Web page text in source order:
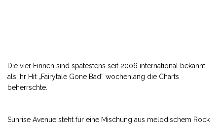
Die vier Finnen sind spätestens seit 2006 international bekannt,
als ihr Hit „Fairytale Gone Bad“ wochenlang die Charts
beherrschte.
Sunrise Avenue steht für eine Mischung aus melodischem Rock